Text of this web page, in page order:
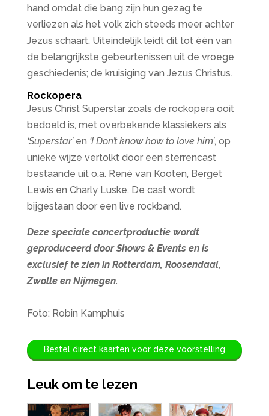
hand omdat die bang zijn hun gezag te
verliezen als het volk zich steeds meer achter
Jezus schaart. Uiteindelijk leidt dit tot één van
de belangrijkste gebeurtenissen uit de vroege
geschiedenis; de kruisiging van Jezus Christus.
Rockopera
Jesus Christ Superstar zoals de rockopera ooit
bedoeld is, met overbekende klassiekers als
‘Superstar’en ‘I Don’t know how to love him’, op
unieke wijze vertolkt door een sterrencast
bestaande uit o.a. René van Kooten, Berget
Lewis en Charly Luske. De cast wordt
bijgestaan door een live rockband.
Deze speciale concertproductie wordt
geproduceerd door Shows & Events en is
exclusief te zien in Rotterdam, Roosendaal,
Zwolle en Nijmegen.
Foto: Robin Kamphuis
Bestel direct kaarten voor deze voorstelling
Leuk om te lezen